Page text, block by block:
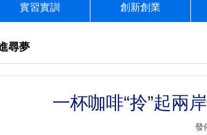
實習實訓 創新創業
尋夢
一杯咖啡“拎”起
發